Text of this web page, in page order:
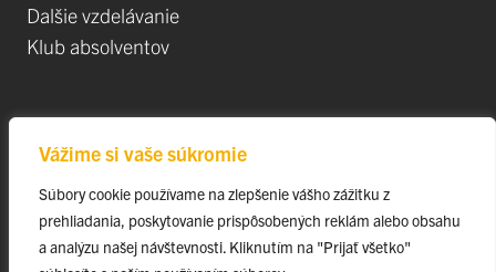
Vážime si vaše súkromie
Súbory cookie používame na zlepšenie vášho zážitku z
prehliadania, poskytovanie prispôsobených reklám alebo obsahu
a analýzu našej návštevnosti. Kliknutím na "Prijať všetko"
Dalšie vzdelávanie
Klub absolventov
Projekty
Špičkové tímy